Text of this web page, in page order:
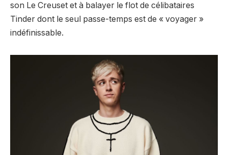
son Le Creuset et à balayer le flot de célibataires
Tinder dont le seul passe-temps est de « voyager »
indéfinissable.